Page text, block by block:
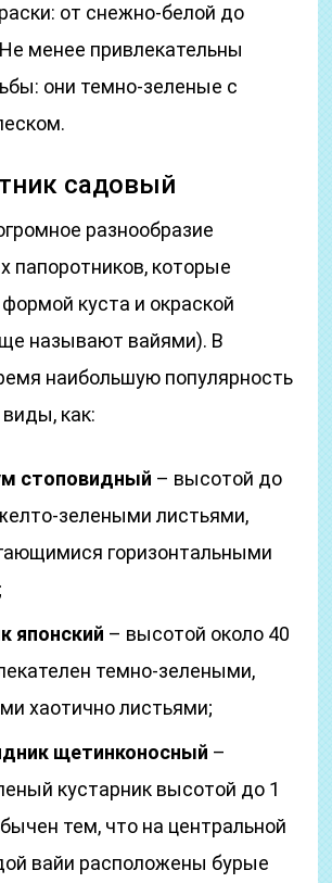
от снежно-белой до
менее привлекательны
они темно-зеленые с
садовый
разнообразие
папоротников, которые
куста и окраской
называют вайями). В
наибольшую популярность
как:
стоповидный – высотой до
зелеными листьями,
горизонтальными
японский – высотой около 40
темно-зелеными,
хаотично листьями;
щетинконосный –
кустарник высотой до 1
тем, что на центральной
вайи расположены бурые